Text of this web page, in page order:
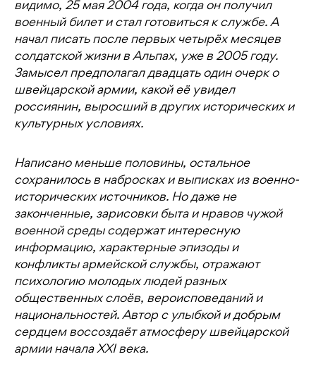
видимо, 25 мая 2004 года, когда он получил
военный билет и стал готовиться к службе. А
начал писать после первых четырёх месяцев
солдатской жизни в Альпах, уже в 2005 году.
Замысел предполагал двадцать один очерк о
швейцарской армии, какой её увидел
россиянин, выросший в других исторических и
культурных условиях.
Написано меньше половины, остальное
сохранилось в набросках и выписках из военно-
исторических источников. Но даже не
законченные, зарисовки быта и нравов чужой
военной среды содержат интересную
информацию, характерные эпизоды и
конфликты армейской службы, отражают
психологию молодых людей разных
общественных слоёв, вероисповеданий и
национальностей. Автор с улыбкой и добрым
сердцем воссоздаёт атмосферу швейцарской
армии начала XXI века.